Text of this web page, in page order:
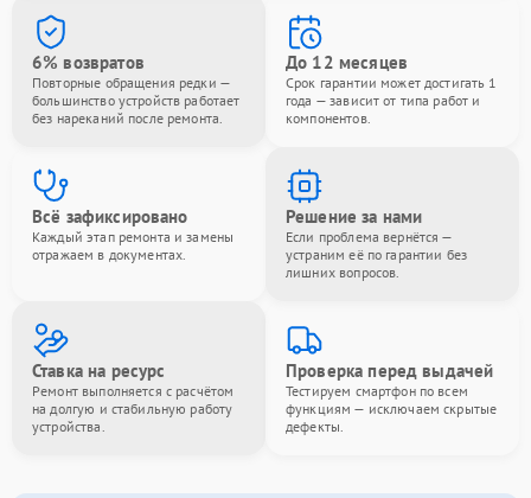
6% возвратов
Повторные обращения редки —
большинство устройств работает
без нареканий после ремонта.
До 12 месяцев
Срок гарантии может достигать 1
года — зависит от типа работ и
компонентов.
Всё зафиксировано
Каждый этап ремонта и замены
отражаем в документах.
Решение за нами
Если проблема вернётся —
устраним её по гарантии без
лишних вопросов.
Ставка на ресурс
Ремонт выполняется с расчётом
на долгую и стабильную работу
устройства.
Проверка перед выдачей
Тестируем смартфон по всем
функциям — исключаем скрытые
дефекты.